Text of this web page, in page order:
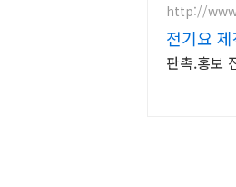
http://
전기요
판촉.홍보